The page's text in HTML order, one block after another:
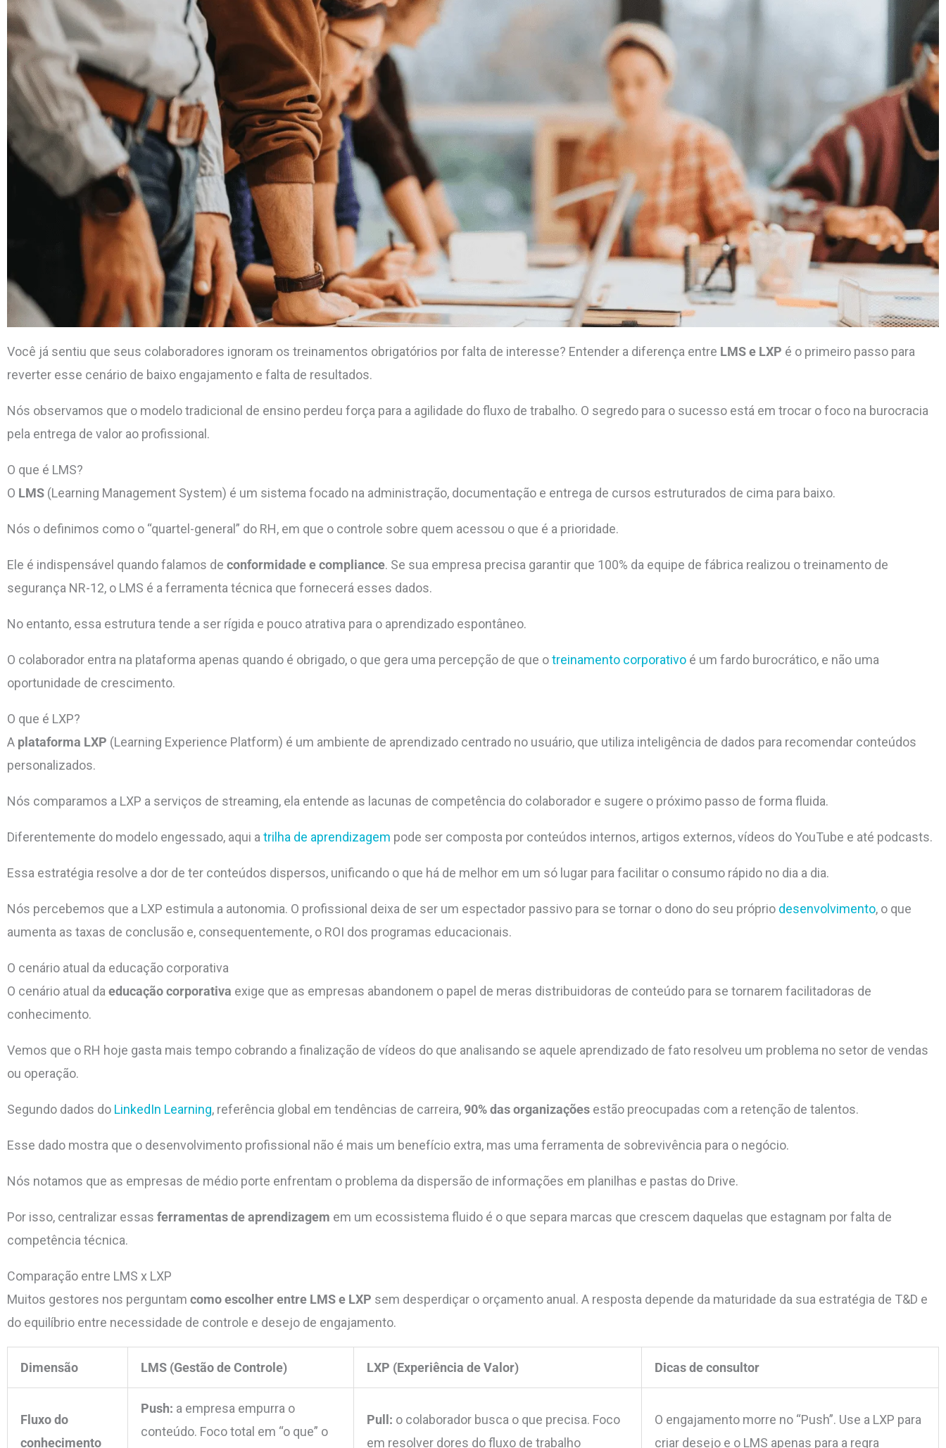
Você já sentiu que seus colaboradores ignoram os treinamentos obrigatórios por falta de interesse? Entender a diferença entre LMS e LXP é o primeiro passo para
reverter esse cenário de baixo engajamento e falta de resultados.
Nós observamos que o modelo tradicional de ensino perdeu força para a agilidade do fluxo de trabalho. O segredo para o sucesso está em trocar o foco na burocracia
pela entrega de valor ao profissional.
O que é LMS?
O LMS (Learning Management System) é um sistema focado na administração, documentação e entrega de cursos estruturados de cima para baixo.
Nós o definimos como o “quartel-general” do RH, em que o controle sobre quem acessou o que é a prioridade.
Ele é indispensável quando falamos de conformidade e compliance. Se sua empresa precisa garantir que 100% da equipe de fábrica realizou o treinamento de
segurança NR-12, o LMS é a ferramenta técnica que fornecerá esses dados.
No entanto, essa estrutura tende a ser rígida e pouco atrativa para o aprendizado espontâneo.
O colaborador entra na plataforma apenas quando é obrigado, o que gera uma percepção de que otreinamento corporativo é um fardo burocrático, e não uma
oportunidade de crescimento.
O que é LXP?
A plataforma LXP (Learning Experience Platform) é um ambiente de aprendizado centrado no usuário, que utiliza inteligência de dados para recomendar conteúdos
personalizados.
Nós comparamos a LXP a serviços de streaming, ela entende as lacunas de competência do colaborador e sugere o próximo passo de forma fluida.
Diferentemente do modelo engessado, aqui a trilha de aprendizagem pode ser composta por conteúdos internos, artigos externos, vídeos do YouTube e até podcasts.
Essa estratégia resolve a dor de ter conteúdos dispersos, unificando o que há de melhor em um só lugar para facilitar o consumo rápido no dia a dia.
Nós percebemos que a LXP estimula a autonomia. O profissional deixa de ser um espectador passivo para se tornar o dono do seu próprio desenvolvimento, o que
aumenta as taxas de conclusão e, consequentemente, o ROI dos programas educacionais.
O cenário atual da educação corporativa
O cenário atual da educação corporativa exige que as empresas abandonem o papel de meras distribuidoras de conteúdo para se tornarem facilitadoras de
conhecimento.
Vemos que o RH hoje gasta mais tempo cobrando a finalização de vídeos do que analisando se aquele aprendizado de fato resolveu um problema no setor de vendas
ou operação.
Segundo dados do LinkedIn Learning, referência global em tendências de carreira,90% das organizações estão preocupadas com a retenção de talentos.
Esse dado mostra que o desenvolvimento profissional não é mais um benefício extra, mas uma ferramenta de sobrevivência para o negócio.
Nós notamos que as empresas de médio porte enfrentam o problema da dispersão de informações em planilhas e pastas do Drive.
Por isso, centralizar essas ferramentas de aprendizagem em um ecossistema fluido é o que separa marcas que crescem daquelas que estagnam por falta de
competência técnica.
Comparação entre LMS x LXP
Muitos gestores nos perguntam como escolher entre LMS e LXP sem desperdiçar o orçamento anual. A resposta depende da maturidade da sua estratégia de T&D e
do equilíbrio entre necessidade de controle e desejo de engajamento.
Dimensão LMS (Gestão de Controle) LXP (Experiência de Valor) Dicas de consultor
Fluxo do
conhecimento
Push: a empresa empurra o
conteúdo. Foco total em “o que” o
Pull: o colaborador busca o que precisa. Foco
em resolver dores do fluxo de trabalho
O engajamento morre no “Push”. Use a LXP para
criar desejo e o LMS apenas para a regra